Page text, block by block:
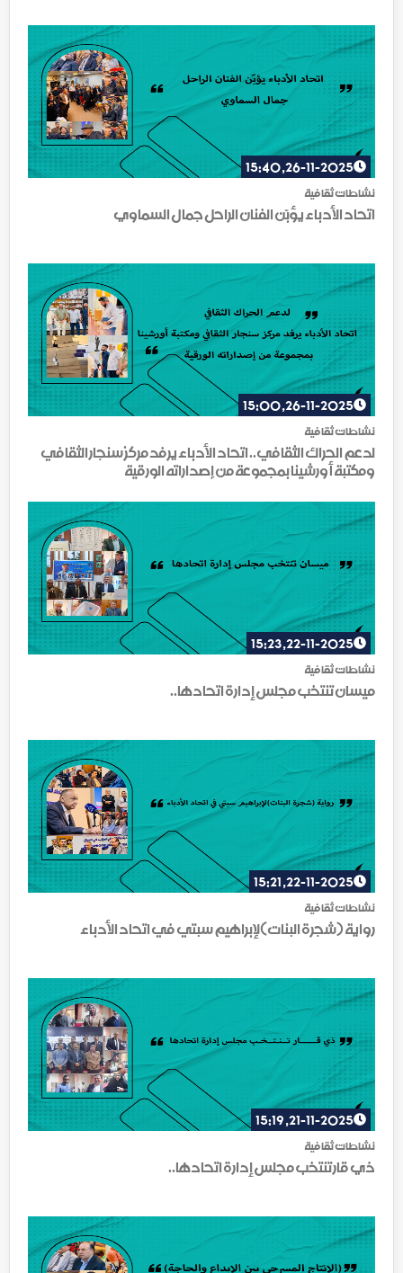
نشاطات ثقافية
26-11-2025, 15:40
اتحاد الأدباء يؤبّن الفنان الراحل جمال السماوي
نشاطات ثقافية
26-11-2025, 15:00
لدعم الحراك الثقافي.. اتحاد الأدباء يرفد مركز سنجار الثقافي
ومكتبة أورشينا بمجموعة من إصداراته الورقية
نشاطات ثقافية
22-11-2025, 15:23
ميسان تنتخب مجلس إدارة اتحادها..
نشاطات ثقافية
22-11-2025, 15:21
رواية (شجرة البنات)لإبراهيم سبتي في اتحاد الأدباء
نشاطات ثقافية
21-11-2025, 15:19
ذي قار تنتخب مجلس إدارة اتحادها..